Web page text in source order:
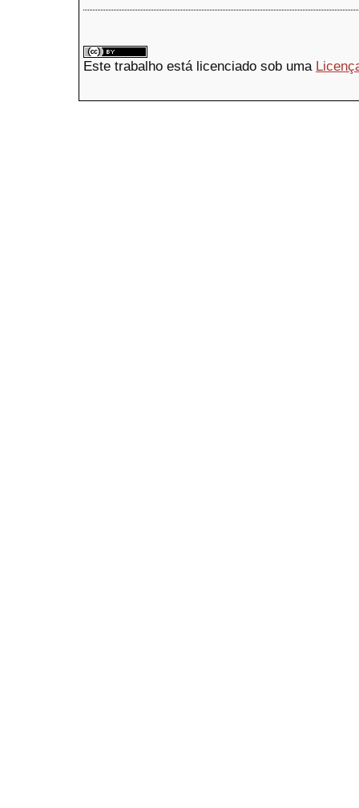
Este trabalho está licenciado sob uma